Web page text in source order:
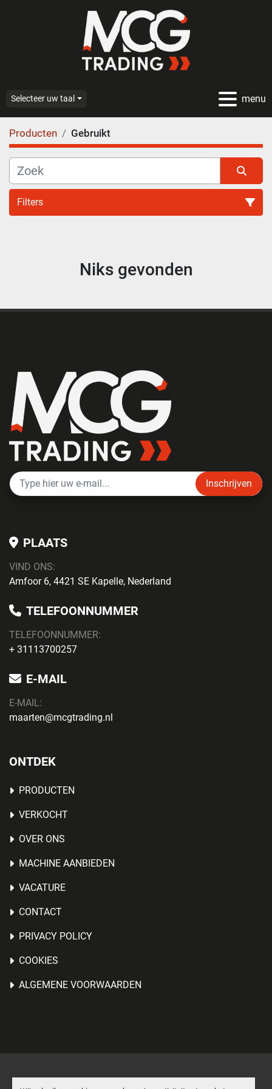
menu
Selecteer uw taal
Producten Gebruikt
Filters
Sorteren op
Niks gevonden
Inschrijven
PLAATS
VIND ONS:
Amfoor 6, 4421 SE Kapelle, Nederland
TELEFOONNUMMER
TELEFOONNUMMER:
+ 31113700257
E-MAIL
E-MAIL:
maarten@mcgtrading.nl
ONTDEK
PRODUCTEN
VERKOCHT
OVER ONS
MACHINE AANBIEDEN
VACATURE
CONTACT
PRIVACY POLICY
COOKIES
ALGEMENE VOORWAARDEN